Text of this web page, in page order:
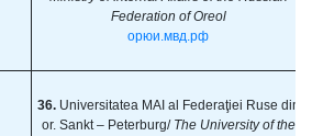
Federation of Oreol
орюи.мвд.рф
36. Universitatea MAI al Federaţiei Ruse din
or. Sankt – Peterburg/The University of the